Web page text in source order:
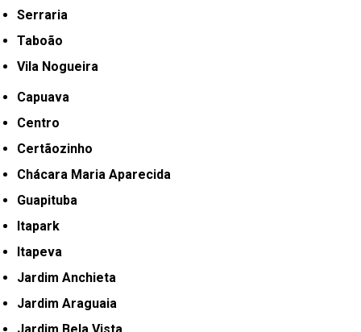
Serraria
Taboão
Vila Nogueira
Capuava
Centro
Certãozinho
Chácara Maria Aparecida
Guapituba
Itapark
Itapeva
Jardim Anchieta
Jardim Araguaia